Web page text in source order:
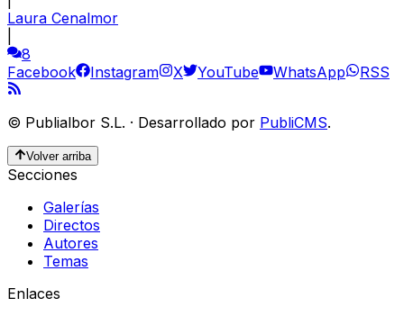
Laura Cenalmor
8
Facebook
Instagram X YouTube WhatsApp RSS
© Publialbor S.L. · Desarrollado por PubliCMS.
Volver arriba
Secciones
Galerías
Directos
Autores
Temas
Enlaces